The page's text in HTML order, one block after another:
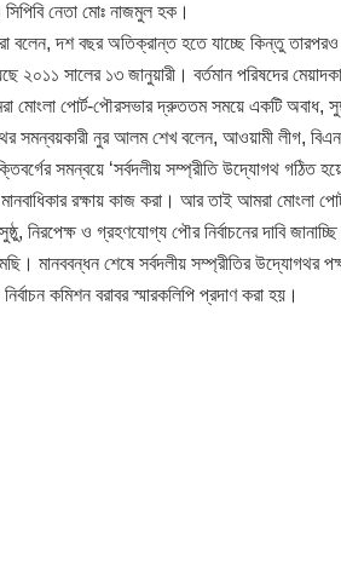
নেতা মোঃ নাজমুল হক।
বলেন, দশ বছর অতিক্রান্ত হতে যাচ্ছে কিন্তু তারপরও
২০১১ সালের ১৩ জানুয়ারী। বর্তমান পরিষদের
মোংলা পোর্ট-পৌরসভার দ্রুততম সময়ে একটি অবাধ,
সমন্বয়কারী নুর আলম শেখ বলেন, আওয়ামী লীগ,
সমন্বয়ে ‘সর্বদলীয় সম্প্রীতি উদ্যোগথ গঠিত
রক্ষায় কাজ করা। আর তাই আমরা মোংলা
নিরপেক্ষ ও গ্রহণযোগ্য পৌর নির্বাচনের দাবি
মানববন্ধন শেষে সর্বদলীয় সম্প্রীতির উদ্যোগথর
কমিশন বরাবর স্মারকলিপি প্রদাণ করা হয়।